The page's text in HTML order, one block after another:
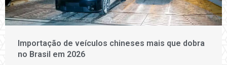
Importação de veículos chineses mais que dobra
no Brasil em 2026